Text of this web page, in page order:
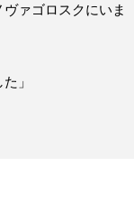
ァゴロスクにいま
」